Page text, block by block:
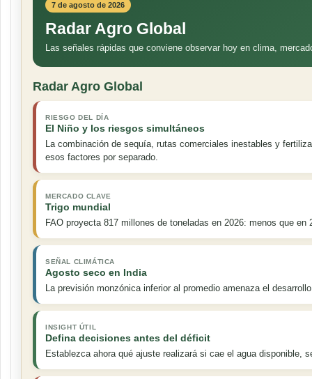
7 de agosto de 2026
Radar Agro Global
Las señales rápidas que conviene observar hoy en clima,
Radar Agro Global
RIESGO DEL DÍA
El Niño y los riesgos simultáneos
La combinación de sequía, rutas comerciales inestables y
esos factores por separado.
MERCADO CLAVE
Trigo mundial
FAO proyecta 817 millones de toneladas en 2026: menos que
SEÑAL CLIMÁTICA
Agosto seco en India
La previsión monzónica inferior al promedio amenaza el
INSIGHT ÚTIL
Defina decisiones antes del déficit
Establezca ahora qué ajuste realizará si cae el agua disponible,